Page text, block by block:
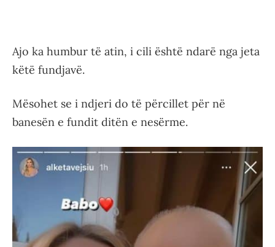
Ajo ka humbur të atin, i cili është ndarë nga jeta
këtë fundjavë.
Mësohet se i ndjeri do të përcillet për në
banesën e fundit ditën e nesërme.